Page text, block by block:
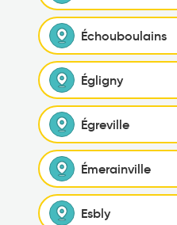
Échouboulains
Égligny
Égreville
Émerainville
Esbly